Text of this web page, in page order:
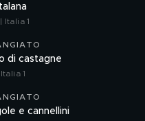
Italia 1
di castagne
1
e cannellini